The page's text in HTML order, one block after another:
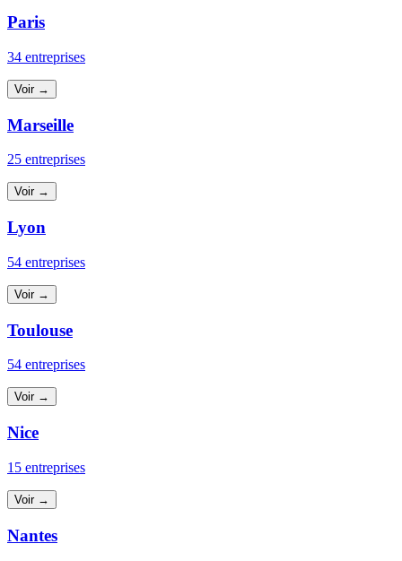
Paris
34 entreprises
Voir →
Marseille
25 entreprises
Voir →
Lyon
54 entreprises
Voir →
Toulouse
54 entreprises
Voir →
Nice
15 entreprises
Voir →
Nantes